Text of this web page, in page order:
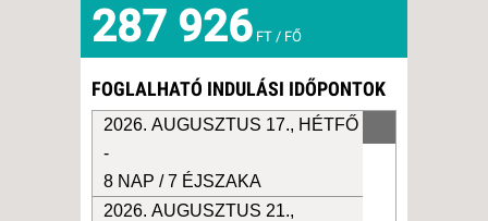
287 926 FT / FŐ
FOGLALHATÓ INDULÁSI IDŐPONTOK
2026. AUGUSZTUS 17., HÉTFŐ
-
8 NAP / 7 ÉJSZAKA
2026. AUGUSZTUS 21.,